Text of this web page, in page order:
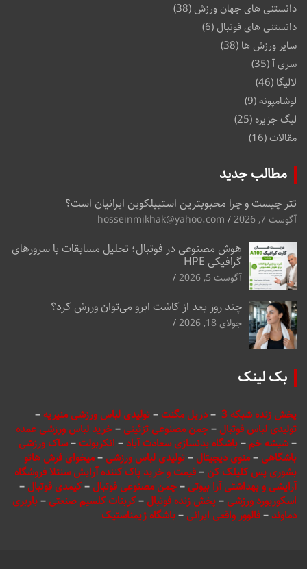
دانستنی های جهان ورزش(38)
دانستنی های فوتبال (6)
سایر ورزش ها (38)
سری آ(35)
لالیگا (46)
لوشامپونه(9)
لیگ جزیره (25)
مقالات(16)
مطالب جدید
تتر چیست و چرا محبوبترین استیبلکوین ایرانیان است؟
آگوست 7, 2026 hosseinmikhak@yahoo.com
هوش مصنوعی در فوتبال؛ تحلیل مسابقات با سرورهای
گرافیکی HPE
آگوست 5, 2026
چند روز بعد از کاشت ابرو می‌توان ورزش کرد؟
جولای 18, 2026
بک لینک
پخش زنده شبکه 3 –دریل مگنت–تولیدی لباس ورزشی منیریه–
تولیدی لباس فوتبال –چمن مصنوعی تزئینی –خرید لباس ورزشی عمده
–شیشه خم–باشگاه بدنسازی سعادت آباد – انکربولت–ساک ورزشی
باشگاهی –منوی دیجیتال –تولیدی لباس ورزشی –میخوای فرش هاتو
بشوری پس کلیلک کن –قیمت و خرید پاک کننده آرایش سنتلا فروشگاه
آرایشی و بهداشتی آرا بیوتی –چمن مصنوعی فوتبال –کیمدی فوتبال –
اسکوربورد ورزشی –پخش زنده فوتبال –کربنات کلسیم صنعتی –باربری
دماوند–فالوور واقعی ایرانی –باشگاه ژیمناستیک